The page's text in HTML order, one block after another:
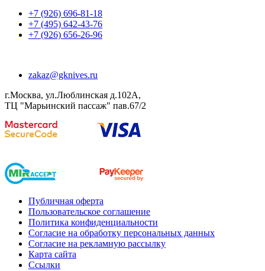
+7 (926) 696-81-18
+7 (495) 642-43-76
+7 (926) 656-26-96
zakaz@gknives.ru
г.Москва, ул.Люблинская д.102А,
ТЦ "Марьинский пассаж" пав.67/2
Публичная оферта
Пользовательское соглашение
Политика конфиденциальности
Согласие на обработку персональных данных
Согласие на рекламную рассылку
Карта сайта
Ссылки